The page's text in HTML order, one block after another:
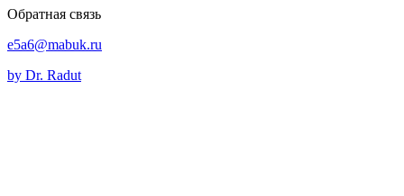
Обратная связь
e5a6@mabuk.ru
by Dr. Radut